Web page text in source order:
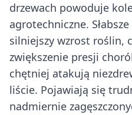
drzewach powoduje
agrotechniczne.
silniejszy wzrost roślin,
zwiększenie presji
chętniej atakują
liście. Pojawiają się
nadmiernie